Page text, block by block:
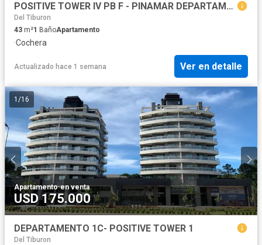
POSITIVE TOWER IV PB F - PINAMAR DEPARTAMENTO DE 2 AMBIENTES EN VENTA
Del Tiburon
43 m²1 BañoApartamento
·Cochera
Actualizado hace 1 semana Ver en detalle
1 /16
Apartamento·en venta
USD 175.000
DEPARTAMENTO 1C- POSITIVE TOWER 1
Del Tiburon